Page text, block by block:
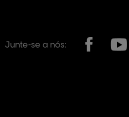
Junte-se a nós: